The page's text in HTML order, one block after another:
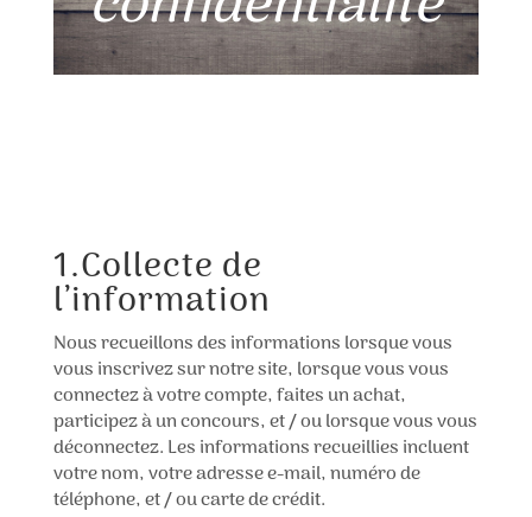
1.Collecte de
l’information
Nous recueillons des informations lorsque vous
vous inscrivez sur notre site, lorsque vous vous
connectez à votre compte, faites un achat,
participez à un concours, et / ou lorsque vous vous
déconnectez. Les informations recueillies incluent
votre nom, votre adresse e-mail, numéro de
téléphone, et / ou carte de crédit.